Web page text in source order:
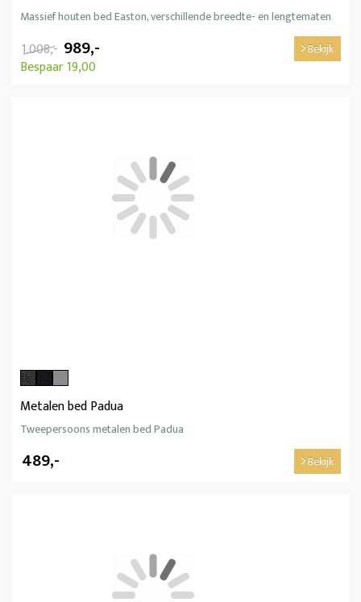
Massief houten bed Easton, verschillende breedte- en lengtematen
1.008,- 989,-
Bespaar 19,00
Bekijk
Metalen bed Padua
Tweepersoons metalen bed Padua
489,- Bekijk